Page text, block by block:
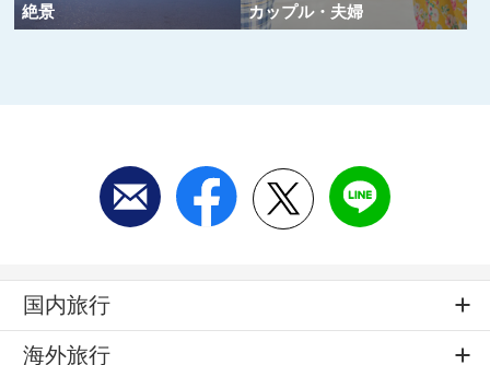
絶景 カップル・夫婦
国内旅行
海外旅行